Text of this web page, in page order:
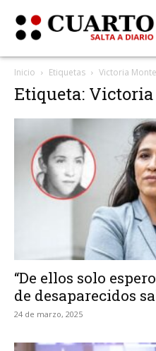
Inicio Etiquetas Victoria
Etiqueta:
“De ellos solo
de desaparecidos
24 de marzo, 2025